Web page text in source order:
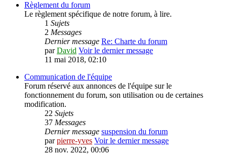
Règlement du forum
Le règlement spécifique de notre forum, à lire.
1 Sujets
2 Messages
Dernier message Re: Charte du forum
parDavid Voir le dernier message
11 mai 2018, 02:10
Communication de l'équipe
Forum réservé aux annonces de l'équipe sur le
fonctionnement du forum, son utilisation ou de certaines
modification.
22 Sujets
37 Messages
Dernier message suspension du forum
parpierre-yves Voir le dernier message
28 nov. 2022, 00:06